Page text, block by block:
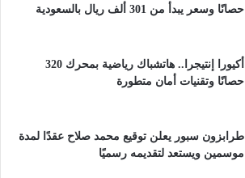
حصانًا وسعر يبدأ من 301 ألف ريال بالسعودية
أكيورا إنتيجرا.. هاتشباك رياضية بمحرك 320
حصانًا وتقنيات أمان متطورة
طرابزون سبور يعلن توقيع محمد صلاح عقدًا لمدة
موسمين ويستعد لتقديمه رسميًا